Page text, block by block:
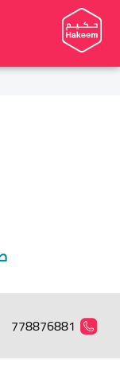
778876881